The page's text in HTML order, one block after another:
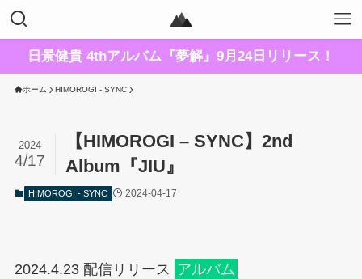
日景健貴 4thアルバム『夢解』9月24日リリース！
ホーム HIMOROGI - SYNC
【HIMOROGI – SYNC】2nd
Album『JIU』
2024
4/17
HIMOROGI - SYNC 2024-04-17
2024.4.23 配信リリース アルバム